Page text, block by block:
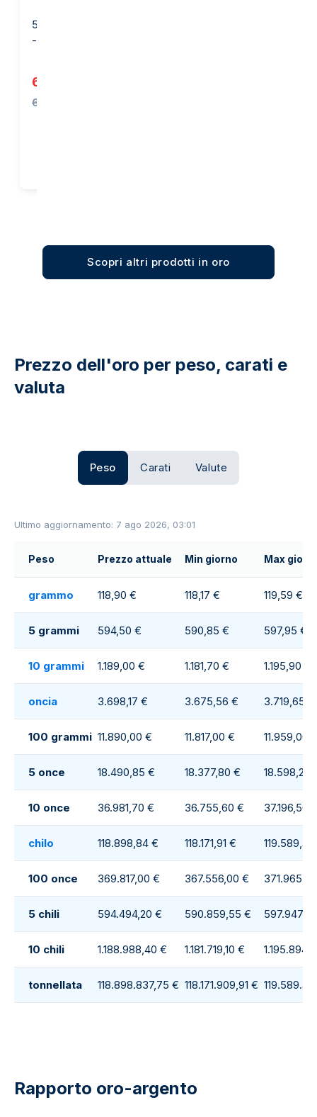
50 grammi Lingotto d'Oro
- PAMP Suisse
6.079,30 €
6.112,61 €
Scopri altri prodotti in oro
Prezzo dell'oro per peso, carati e
valuta
Peso Carati Valute
Ultimo aggiornamento: 7 ago 2026, 03:01
Peso Prezzo attuale Min giorno Max
grammo 118,90 € 118,17 € 119,59 €
5 grammi 594,50 € 590,85 € 597,95 €
10 grammi 1.189,00 € 1.181,70 € 1.195,90 €
oncia 3.698,17 € 3.675,56 € 3.719,65 €
100 grammi 11.890,00 € 11.817,00 € 11.959,00
5 once 18.490,85 € 18.377,80 € 18.598,25
10 once 36.981,70 € 36.755,60 € 37.196,50
chilo 118.898,84 € 118.171,91 €
100 once 369.817,00 € 367.556,00 €
5 chili 594.494,20 € 590.859,55 €
10 chili 1.188.988,40 € 1.181.719,10 €
tonnellata 118.898.837,75 € 118.171.909,91 €
Rapporto oro-argento